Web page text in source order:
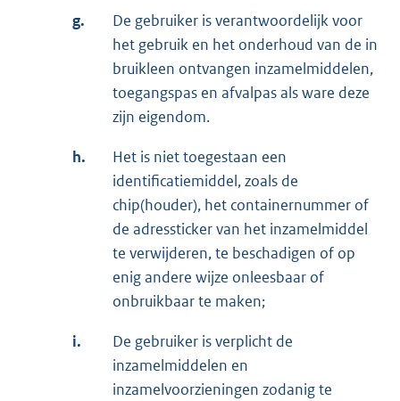
g.
De gebruiker is verantwoordelijk voor
het gebruik en het onderhoud van de in
bruikleen ontvangen inzamelmiddelen,
toegangspas en afvalpas als ware deze
zijn eigendom.
h.
Het is niet toegestaan een
identificatiemiddel, zoals de
chip(houder), het containernummer of
de adressticker van het inzamelmiddel
te verwijderen, te beschadigen of op
enig andere wijze onleesbaar of
onbruikbaar te maken;
i.
De gebruiker is verplicht de
inzamelmiddelen en
inzamelvoorzieningen zodanig te